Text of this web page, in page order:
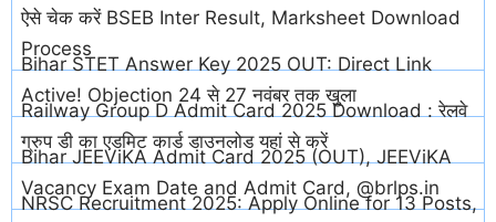
ऐसे चेक करें BSEB Inter Result, Marksheet Download
Process
Bihar STET Answer Key 2025 OUT: Direct Link
Active! Objection 24 से 27 नवंबर तक खुला
Railway Group D Admit Card 2025 Download : रेलवे
ग्रुप डी का एडमिट कार्ड डाउनलोड यहां से करें
Bihar JEEViKA Admit Card 2025 (OUT), JEEViKA
Vacancy Exam Date and Admit Card, @brlps.in
NRSC Recruitment 2025: Apply Online for 13 Posts,